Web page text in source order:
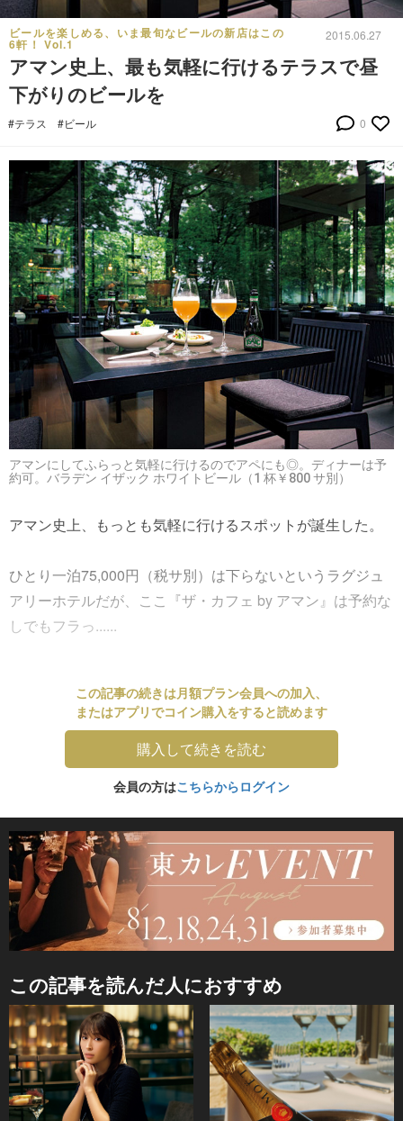
ビールを楽しめる、いま最旬なビールの新店はこの
6軒！ Vol.1
2015.06.27
アマン史上、最も気軽に行けるテラスで昼
下がりのビールを
#テラス #ビール 0
アマンにしてふらっと気軽に行けるのでアペにも◎。ディナーは予
約可。バラデン イザック ホワイトビール（1 杯￥800 サ別）
アマン史上、もっとも気軽に行けるスポットが誕生した。
ひとり一泊75,000円（税サ別）は下らないというラグジュ
アリーホテルだが、ここ『ザ・カフェ by アマン』は予約な
しでもフラっ......
この記事の続きは月額プラン会員への加入、
またはアプリでコイン購入をすると読めます
購入して続きを読む
会員の方はこちらからログイン
この記事を読んだ人におすすめ